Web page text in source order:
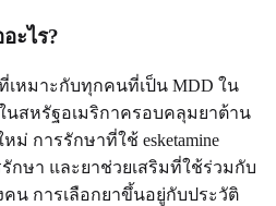
ะไร?
เหมาะกับทุกคนที่เป็น MDD ใน
นสหรัฐอเมริกาครอบคลุมยาต้าน
การรักษาที่ใช้ esketamine
ษา และยาช่วยเสริมที่ใช้ร่วมกับ
น การเลือกยาขึ้นอยู่กับประวัติ